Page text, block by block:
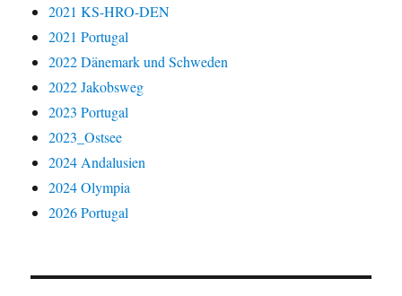
2021 KS-HRO-DEN
2021 Portugal
2022 Dänemark und Schweden
2022 Jakobsweg
2023 Portugal
2023_Ostsee
2024 Andalusien
2024 Olympia
2026 Portugal